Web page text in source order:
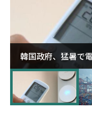
韓国政府、猛暑で
に需給対応体制を